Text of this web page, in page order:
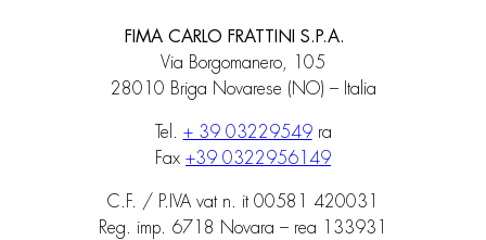
FIMA CARLO FRATTINI S.P.A.
Via Borgomanero, 105
28010 Briga Novarese (NO) – Italia
Tel. + 39 03229549ra
Fax +39 0322956149
C.F. / P.IVA vat n. it 00581 420031
Reg. imp. 6718 Novara – rea 133931